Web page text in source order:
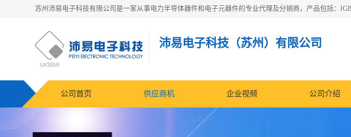
沛易电子科技（苏州）有限公司
公司首页 供应商机 企业视频 公司介绍